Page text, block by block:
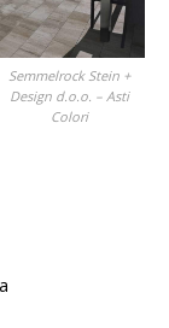
Semmelrock Stein +
Design d.o.o. – Asti
Colori